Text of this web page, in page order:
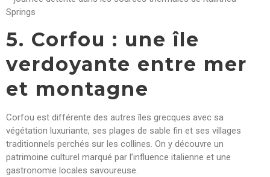
Springs
5. Corfou : une île
verdoyante entre mer
et montagne
Corfou est différente des autres îles grecques avec sa
végétation luxuriante, ses plages de sable fin et ses villages
traditionnels perchés sur les collines. On y découvre un
patrimoine culturel marqué par l’influence italienne et une
gastronomie locales savoureuse.